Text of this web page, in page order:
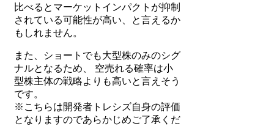
比べるとマーケットインパクトが抑制
されている可能性が高い、と言えるか
もしれません。
また、ショートでも大型株のみのシグ
ナルとなるため、 空売れる確率は小
型株主体の戦略よりも高いと言えそう
です。
※こちらは開発者トレシズ自身の評価
となりますのであらかじめご了承くだ